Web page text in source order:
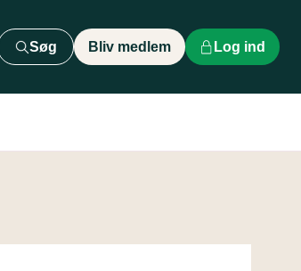
Søg Bliv medlem Log ind